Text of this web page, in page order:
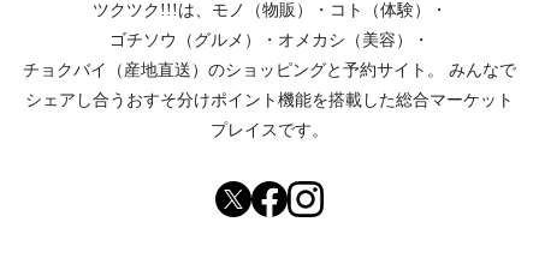
ツクツク!!!は、 モノ（物販） ・ コト（体験）
・
ゴチソウ（グルメ）
・ オメカシ（美容）
・
チョクバイ（産地直送） のショッピングと予約サイト。
みんなで
シェアし合う おすそ分けポイント機能を搭載した総合マーケット
プレイスです。